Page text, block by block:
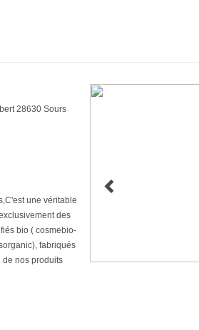
28630 Sours
une véritable
des
bio ( cosmebio-
fabriqués
de nos produits